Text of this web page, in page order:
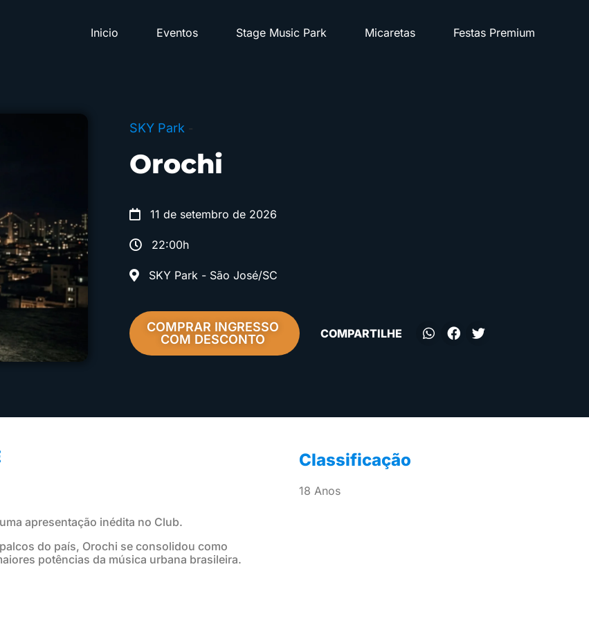
Inicio Eventos Stage Music Park Micaretas Festas Premium
SKY Park
Orochi
11 de setembro de 2026
22:00h
SKY Park - São José/SC
COMPRAR INGRESSO
COM DESCONTO
COMPARTILHE
apresentação inédita no Club.
do país, Orochi se consolidou como
potências da música urbana brasileira.
Classificação
18 Anos